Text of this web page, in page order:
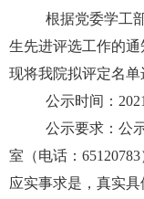
根据党委学工
生先进评选工作的通
现将我院拟评定名单
公示时间： 2021
公示要求：公
室（电话： 65120783
应实事求是，真实具